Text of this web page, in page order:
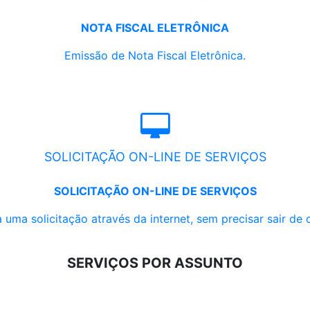
NOTA FISCAL ELETRÔNICA
Emissão de Nota Fiscal Eletrônica.
SOLICITAÇÃO ON-LINE DE SERVIÇOS
SOLICITAÇÃO ON-LINE DE SERVIÇOS
uma solicitação através da internet, sem precisar sair de
SERVIÇOS POR ASSUNTO